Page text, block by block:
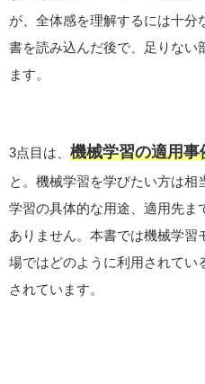
が、全体感を理解するには十分
書を読み込んだ後で、足りない
ます。
3点目は、 機械学習の適用
と。機械学習を学びたい方は
学習の具体的な用途、適用先ま
ありません。本書では機械学習
場ではどのように利用されてい
されています。